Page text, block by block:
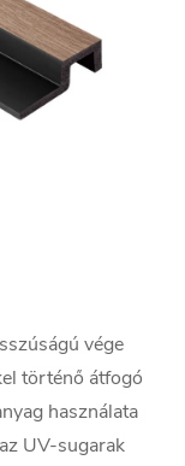
vége
történő átfogó
használata
UV-sugarak